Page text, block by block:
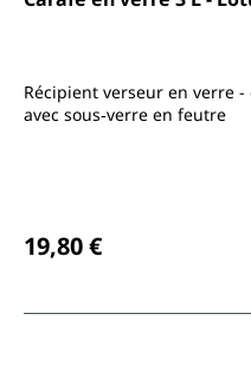
Récipient verseur en verre
avec sous‑verre en feutre
19,80 €